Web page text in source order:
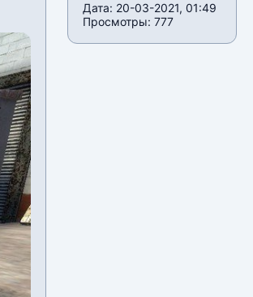
Дата: 20-03-2021, 01:49
Просмотры: 777